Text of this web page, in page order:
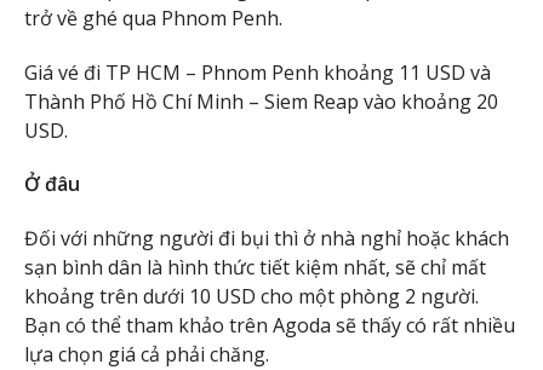
trở về ghé qua Phnom Penh.
Giá vé đi TP HCM – Phnom Penh khoảng 11 USD và
Thành Phố Hồ Chí Minh – Siem Reap vào khoảng 20
USD.
Ở đâu
Đối với những người đi bụi thì ở nhà nghỉ hoặc khách
sạn bình dân là hình thức tiết kiệm nhất, sẽ chỉ mất
khoảng trên dưới 10 USD cho một phòng 2 người.
Bạn có thể tham khảo trên Agoda sẽ thấy có rất nhiều
lựa chọn giá cả phải chăng.